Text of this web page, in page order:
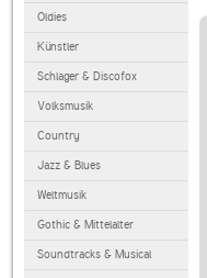
Oldies
Künstler
Schlager & Discofox
Volksmusik
Country
Jazz & Blues
Weltmusik
Gothic & Mittelalter
Soundtracks & Musical